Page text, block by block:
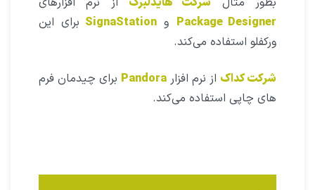
Package Designer وSignaStation برای این
ورکفلو استفاده می‌کند.
شرکت کداک از نرم افزار Pandora برای چیدمان فرم
های چاپی استفاده می‌کند.